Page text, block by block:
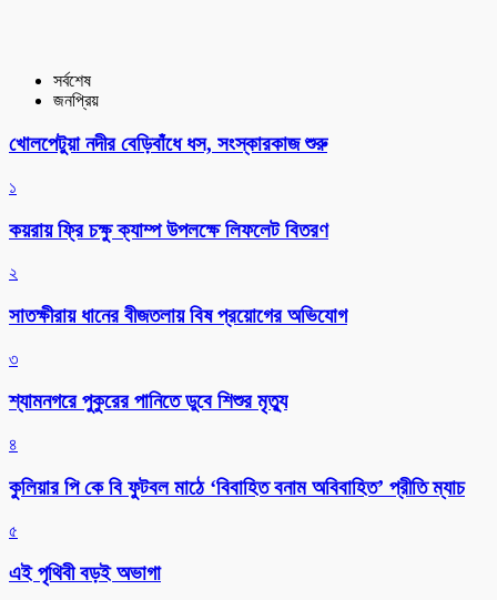
সর্বশেষ
জনপ্রিয়
খোলপেটুয়া নদীর বেড়িবাঁধে ধস, সংস্কারকাজ শুরু
১
কয়রায় ফ্রি চক্ষু ক্যাম্প উপলক্ষে লিফলেট বিতরণ
২
সাতক্ষীরায় ধানের বীজতলায় বিষ প্রয়োগের অভিযোগ
৩
শ্যামনগরে পুকুরের পানিতে ডুবে শিশুর মৃত্যু
৪
কুলিয়ার পি কে বি ফুটবল মাঠে ‘বিবাহিত বনাম অবিবাহিত’ প্রীতি ম্যাচ
৫
এই পৃথিবী বড়ই অভাগা